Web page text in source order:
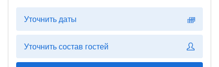
Уточнить даты
Уточнить состав гостей